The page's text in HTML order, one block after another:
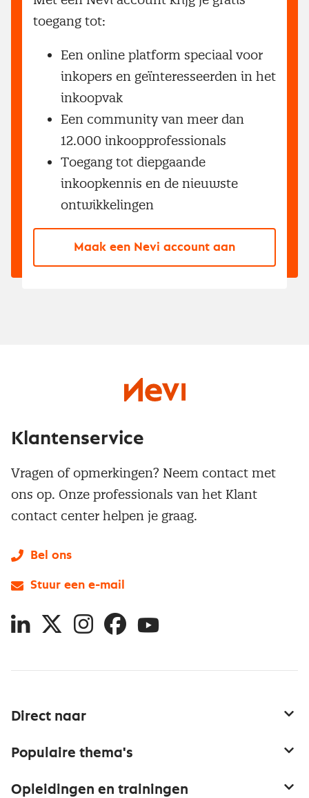
toegang tot:
Een online platform speciaal voor
inkopers en geïnteresseerden in het
inkoopvak
Een community van meer dan
12.000 inkoopprofessionals
Toegang tot diepgaande
inkoopkennis en de nieuwste
ontwikkelingen
Maak een Nevi account aan
Direct naar
Netwerk en communities
Populaire thema's
Opleidingen en trainingen
Klantenservice
Vragen of opmerkingen? Neem contact met
ons op. Onze professionals van het Klant
contact center helpen je graag.
Bel ons
Stuur een e-mail
LinkedIn
X InstagramFacebookYouTube